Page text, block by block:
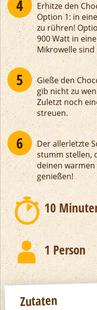
10
1 Person
Zutaten
Erhitze den
Option 1: in
zu rühren!
900 Watt in
Mikrowelle
Gieße den
gib nicht zu
Zuletzt noch
streuen.
Der allerletzte
stumm stellen,
deinen
genießen!